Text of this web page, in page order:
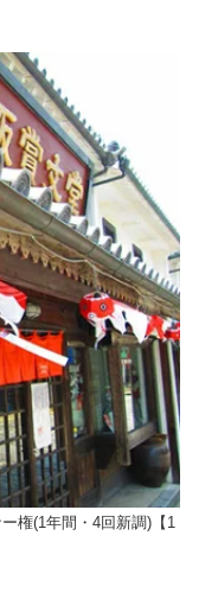
権(1年間・4回新調)【1